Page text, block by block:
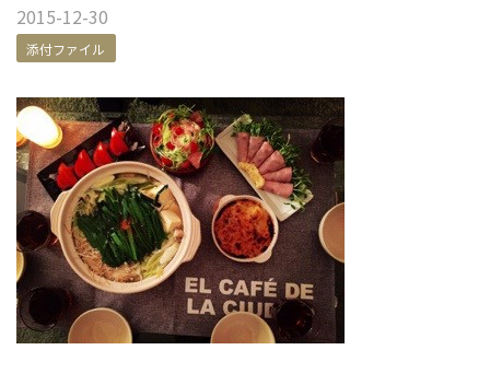
2015-12-30
添付ファイル